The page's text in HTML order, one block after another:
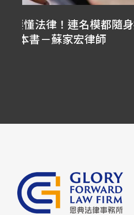
沒有動手，也算家暴
傷口」的家庭暴力